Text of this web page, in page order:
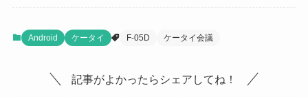
Android ケータイ F-05D ケータイ会議
記事がよかったらシェアしてね！